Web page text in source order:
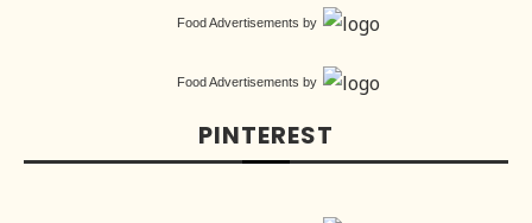
Food Advertisements by
Food Advertisements by
PINTEREST